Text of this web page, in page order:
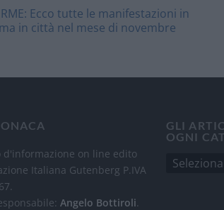
Ecco tutte le manifestazioni in
in città nel mese di novembre
d'informazione on line edito
Italiana Gutenberg P.IVA
Angelo Bottiroli
GLI
OGNI